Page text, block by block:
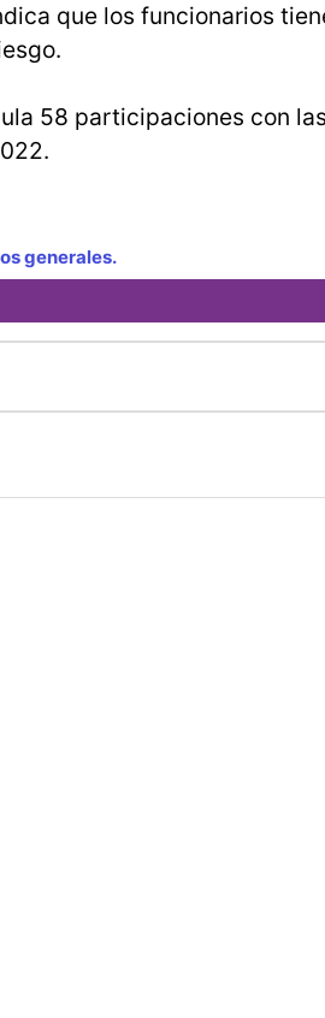
que los funcionarios
58 participaciones con
generales.